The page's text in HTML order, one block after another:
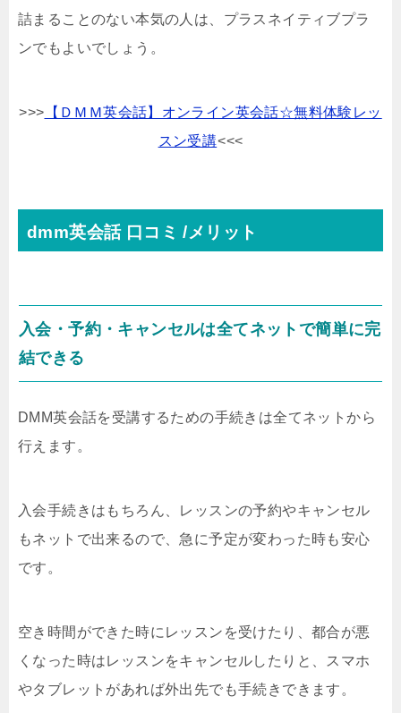
詰まることのない本気の人は、プラスネイティブプラ
ンでもよいでしょう。
>>> 【ＤＭＭ英会話】オンライン英会話☆無料体験レッ
スン受講<<<
dmm英会話 口コミ /メリット
入会・予約・キャンセルは全てネットで簡単に完
結できる
DMM英会話を受講するための手続きは全てネットから
行えます。
入会手続きはもちろん、レッスンの予約やキャンセル
もネットで出来るので、急に予定が変わった時も安心
です。
空き時間ができた時にレッスンを受けたり、都合が悪
くなった時はレッスンをキャンセルしたりと、スマホ
やタブレットがあれば外出先でも手続きできます。